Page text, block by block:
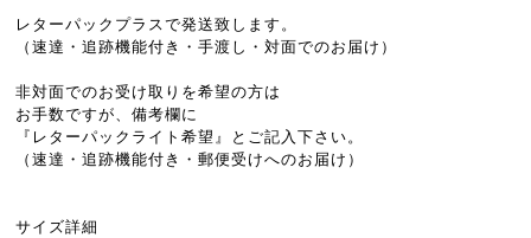
レターパックプラスで発送致します。
（速達・追跡機能付き・手渡し・対面でのお届け）
非対面でのお受け取りを希望の方は
お手数ですが、備考欄に
『レターパックライト希望』とご記入下さい。
（速達・追跡機能付き・郵便受けへのお届け）
サイズ詳細